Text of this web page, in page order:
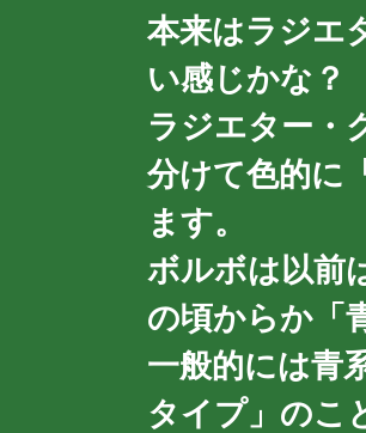
本来はラジエ
い感じかな？
ラジエター・
分けて色的に
ます。
ボルボは以前
の頃からか「
一般的には青
タイプ」のこ